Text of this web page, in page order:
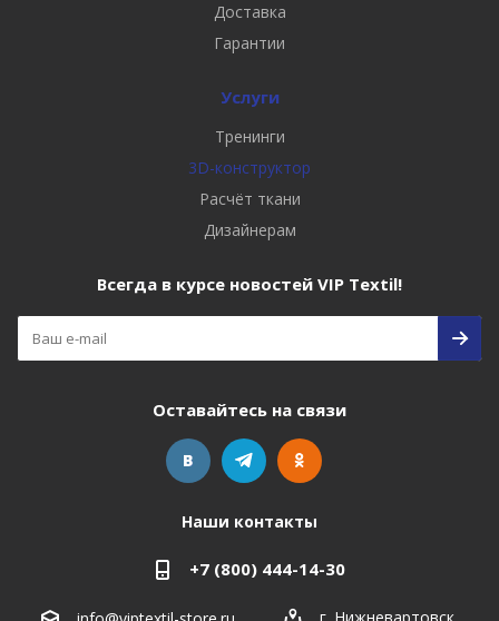
Доставка
Гарантии
Услуги
Тренинги
3D-конструктор
Расчёт ткани
Дизайнерам
Всегда в курсе новостей VIP Textil!
Оставайтесь на связи
Наши контакты
+7 (800) 444-14-30